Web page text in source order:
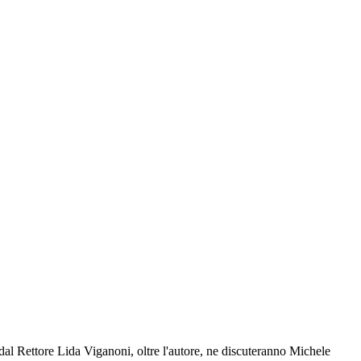
Rettore Lida Viganoni, oltre l'autore, ne discuteranno Michele